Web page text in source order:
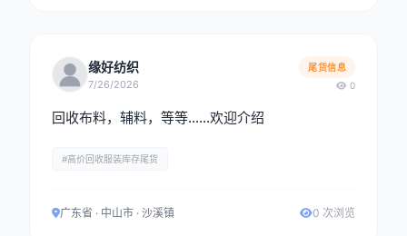
缘好纺织
7/26/2026
尾货信息
0
回收布料，辅料，等等……欢迎介绍
#高价回收服装库存尾货
广东省 · 中山市 · 沙溪镇 0 次浏览